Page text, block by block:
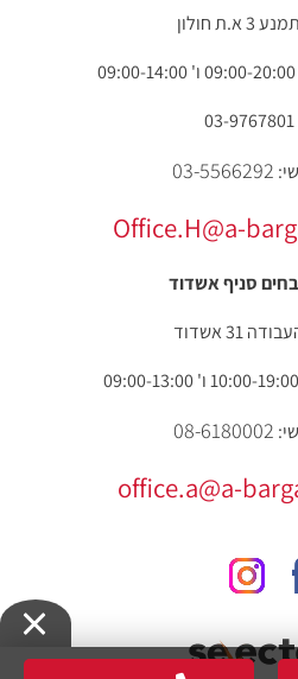
חולון
03-5566292
Office.H@a-
סניף אשדוד
31 אשדוד
08-6180002
office.a@a-